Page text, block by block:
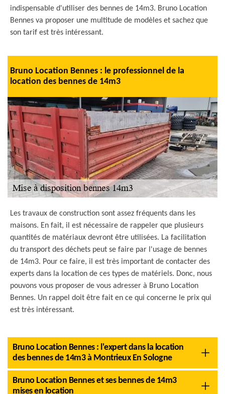
indispensable d'utiliser des bennes de 14m3. Bruno Location
Bennes va proposer une multitude de modèles et sachez que
son tarif est très intéressant.
Bruno Location Bennes : le professionnel de la
location des bennes de 14m3
Les travaux de construction sont assez fréquents dans les
maisons. En fait, il est nécessaire de rappeler que plusieurs
quantités de matériaux devront être utilisées. La facilitation
du transport des déchets peut se faire par l'usage de bennes
de 14m3. Pour ce faire, il est très important de contacter des
experts dans la location de ces types de matériels. Donc, nous
pouvons vous proposer de vous adresser à Bruno Location
Bennes. Un rappel doit être fait en ce qui concerne le prix qui
est très intéressant.
Bruno Location Bennes : l'expert dans la location
des bennes de 14m3 à Montrieux En Sologne
Bruno Location Bennes et ses bennes de 14m3
mises en location